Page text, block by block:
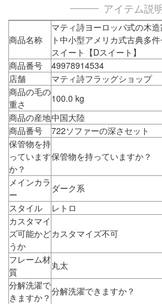
アイテム説
商品名称
マティ詩ヨーロッパ式の木
ト中小型アメリカ式古典多
スイート【Dスイート】
商品番号
49978914534
店舗
マティ詩フラッグショップ
商品の毛の
重さ
100.0 kg
商品の産地中国大陸
商品番号
722ソファーの深さセット
保管物を持
っています
か？
保管物を持っていますか？
メインカラ
ー
ダーク系
スタイル
レトロ
カスタマイ
ズ可能かど
うか
カスタマイズ不可
フレーム材
質
丸太
分解洗濯で
きますか？
分解洗濯できますか？